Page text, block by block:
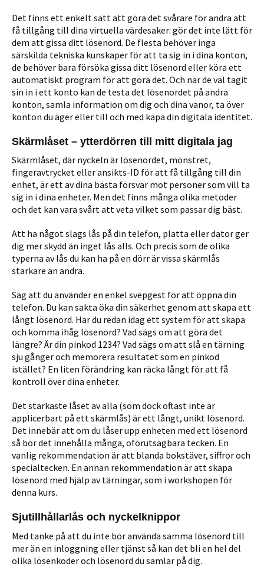
Det finns ett enkelt sätt att göra det svårare för andra att
få tillgång till dina virtuella värdesaker: gör det inte lätt för
dem att gissa ditt lösenord. De flesta behöver inga
särskilda tekniska kunskaper för att ta sig in i dina konton,
de behöver bara försöka gissa ditt lösenord eller köra ett
automatiskt program för att göra det. Och när de väl tagit
sin in i ett konto kan de testa det lösenordet på andra
konton, samla information om dig och dina vanor, ta över
konton du äger eller till och med kapa din digitala identitet.
Skärmlåset – ytterdörren till mitt digitala jag
Skärmlåset, där nyckeln är lösenordet, mönstret,
fingeravtrycket eller ansikts-ID för att få tillgång till din
enhet, är ett av dina bästa försvar mot personer som vill ta
sig in i dina enheter. Men det finns många olika metoder
och det kan vara svårt att veta vilket som passar dig bäst.
Att ha något slags lås på din telefon, platta eller dator ger
dig mer skydd än inget lås alls. Och precis som de olika
typerna av lås du kan ha på en dörr är vissa skärmlås
starkare än andra.
Säg att du använder en enkel svepgest för att öppna din
telefon. Du kan sakta öka din säkerhet genom att skapa ett
långt lösenord. Har du redan idag ett system för att skapa
och komma ihåg lösenord? Vad sägs om att göra det
längre? Är din pinkod 1234? Vad sägs om att slå en tärning
sju gånger och memorera resultatet som en pinkod
istället? En liten förändring kan räcka långt för att få
kontroll över dina enheter.
Det starkaste låset av alla (som dock oftast inte är
applicerbart på ett skärmlås) är ett långt, unikt lösenord.
Det innebär att om du låser upp enheten med ett lösenord
så bör det innehålla många, oförutsägbara tecken. En
vanlig rekommendation är att blanda bokstäver, siffror och
specialtecken. En annan rekommendation är att skapa
lösenord med hjälp av tärningar, som i workshopen för
denna kurs.
Sjutillhållarlås och nyckelknippor
Med tanke på att du inte bör använda samma lösenord till
mer än en inloggning eller tjänst så kan det bli en hel del
olika lösenkoder och lösenord du samlar på dig.